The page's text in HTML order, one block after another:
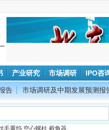
产业研究 市场调研 IPO咨
告 市场调研及中期发展预测报
毛重绉 空心螺柱 截角器